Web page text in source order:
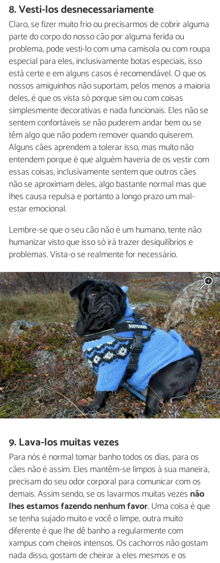
8. Vesti-los desnecessariamente
Claro, se fizer muito frio ou precisarmos de cobrir alguma
parte do corpo do nosso cão por alguma ferida ou
problema, pode vesti-lo com uma camisola ou com roupa
especial para eles, inclusivamente botas especiais, isso
está certe e em alguns casos é recomendável. O que os
nossos amiguinhos não suportam, pelos menos a maioria
deles, é que os vista só porque sim ou com coisas
simplesmente decorativas e nada funcionais. Eles não se
sentem confortáveis se não puderem andar bem ou se
têm algo que não podem remover quando quiserem.
Alguns cães aprendem a tolerar isso, mas muito não
entendem porque é que alguém haveria de os vestir com
essas coisas, inclusivamente sentem que outros cães
não se aproximam deles, algo bastante normal mas que
lhes causa repulsa e portanto a longo prazo um mal-
estar emocional.
Lembre-se que o seu cão não é um humano, tente não
humanizar visto que isso só irá trazer desiquilíbrios e
problemas. Vista-o se realmente for necessário.
9. Lava-los muitas vezes
Para nós é normal tomar banho todos os dias, para os
cães não é assim. Eles mantêm-se limpos à sua maneira,
precisam do seu odor corporal para comunicar com os
demais. Assim sendo, se os lavarmos muitas vezes não
lhes estamos fazendo nenhum favor. Uma coisa é que
se tenha sujado muito e você o limpe, outra muito
diferente é que lhe dê banho a regularmente com
xampus com cheiros intensos. Os cachorros não gostam
nada disso, gostam de cheirar a eles mesmos e os